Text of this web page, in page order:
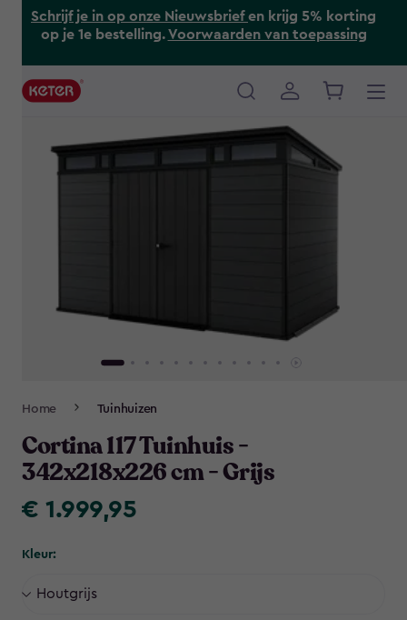
Schrijf je in op onze Nieuwsbriefen krijg 5% korting
op je 1e bestelling.Voorwaarden van toepassing
Main
Home Tuinhuizen
Cortina 117 Tuinhuis -
342x218x226 cm - Grijs
€
€ 1.999,95
Kleur: